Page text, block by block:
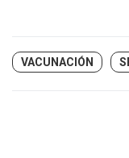
VACUNACIÓN